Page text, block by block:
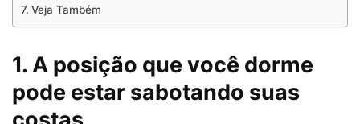
Veja Também
1. A posição que você dorme
pode estar sabotando suas